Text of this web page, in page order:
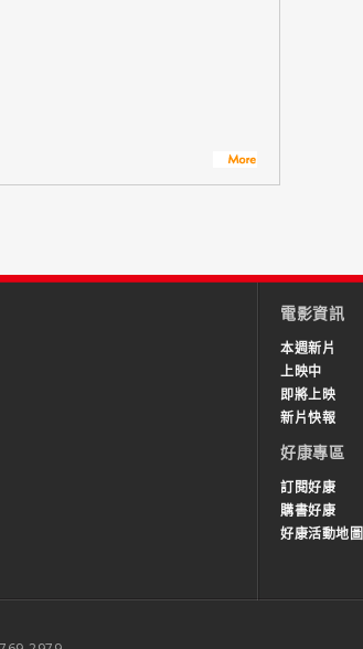
電影資訊
本週新片
上映中
即將上映
新片快報
好康專區
訂閱好康
購書好康
好康活動地圖